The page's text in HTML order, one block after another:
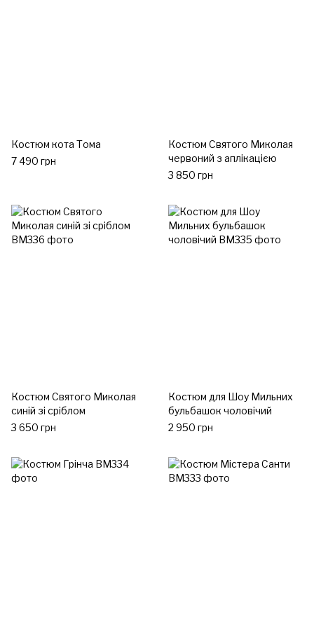
Костюм кота Тома
7 490 грн
Костюм Святого Миколая
червоний з аплікацією
3 850 грн
Костюм Святого Миколая
синій зі сріблом
3 650 грн
Костюм для Шоу Мильних
бульбашок чоловічий
2 950 грн